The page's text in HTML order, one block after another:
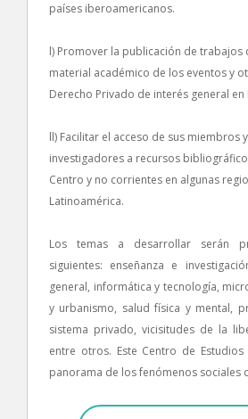
países iberoamericanos.
l) Promover la publicación de trabajos
material académico de los eventos y
Derecho Privado de interés general
ll) Facilitar el acceso de sus miembros
investigadores a recursos
Centro y no corrientes en algunas
Latinoamérica.
Los temas a desarrollar serán
siguientes: enseñanza e
general, informática y tecnología,
y urbanismo, salud física y mental,
sistema privado, vicisitudes de la
entre otros. Este Centro de
panorama de los fenómenos sociales